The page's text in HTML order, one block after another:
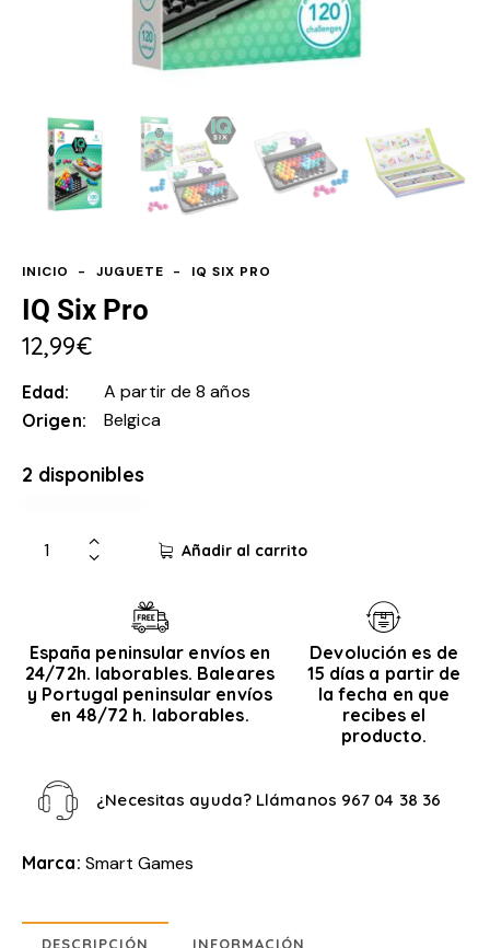
INICIO JUGUETE IQ SIX PRO
IQ Six Pro
12,99€
Edad A partir de 8 años
Origen Belgica
2 disponibles
Añadir al carrito
España peninsular envíos en
24/72h. laborables. Baleares
y Portugal peninsular envíos
en 48/72 h. laborables.
Devolución es de
15 días a partir de
la fecha en que
recibes el
producto.
¿Necesitas ayuda? Llámanos 967 04 38 36
Marca: Smart Games
DESCRIPCIÓN INFORMACIÓN